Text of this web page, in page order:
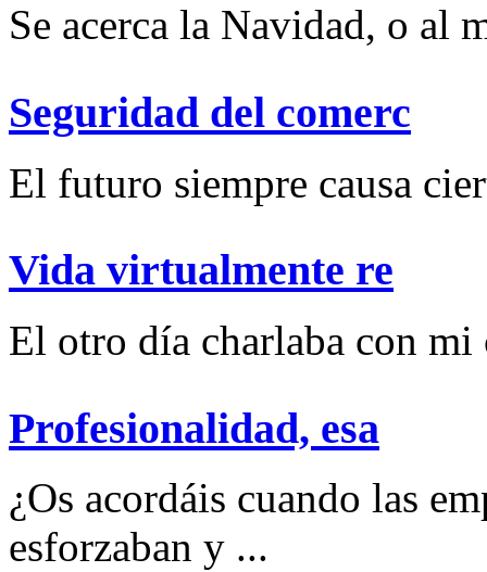
Se acerca la Navidad, o al
Seguridad del comerc
El futuro siempre causa
Vida virtualmente re
El otro día charlaba con
Profesionalidad, esa
¿Os acordáis cuando las
esforzaban y ...